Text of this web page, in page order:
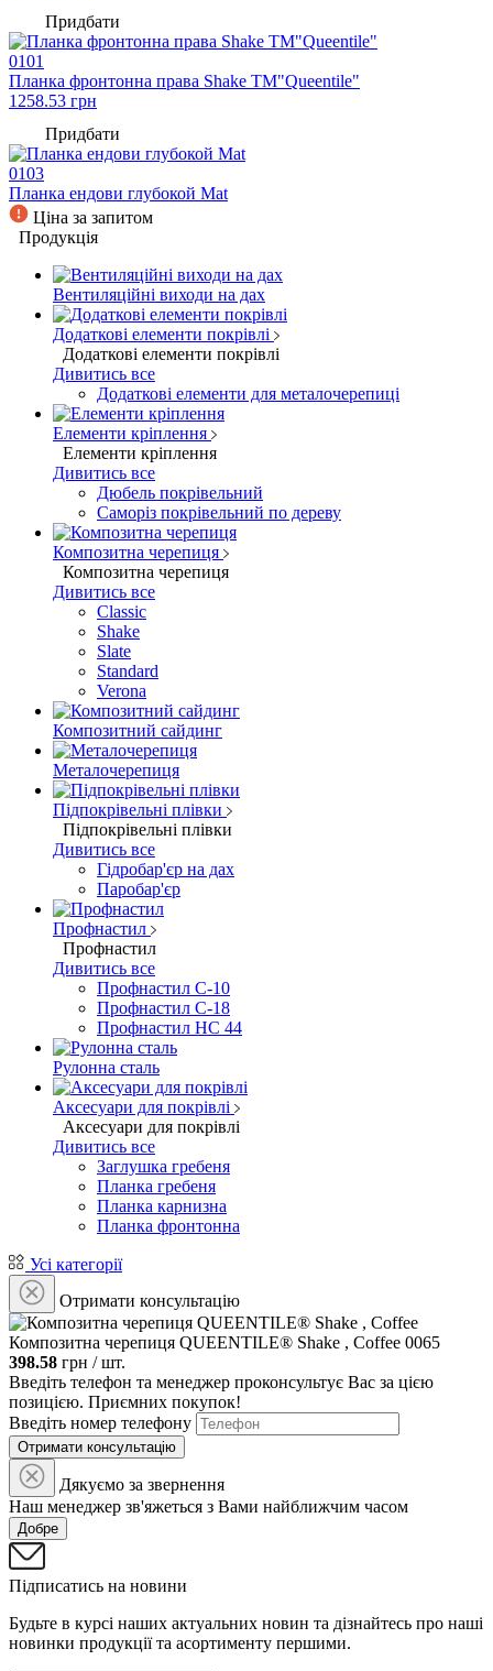
Придбати
0101
Планка фронтонна права Shake TM"Queentile"
1258.53 грн
Придбати
0103
Планка ендови глубокой Mat
Ціна за запитом
Продукція
Вентиляційні виходи на дах
Додаткові елементи покрівлі
Додаткові елементи покрівлі
Дивитись все
Додаткові елементи для металочерепиці
Елементи кріплення
Елементи кріплення
Дивитись все
Дюбель покрівельний
Саморіз покрівельний по дереву
Композитна черепиця
Композитна черепиця
Дивитись все
Classic
Shake
Slate
Standard
Verona
Композитний сайдинг
Металочерепиця
Підпокрівельні плівки
Підпокрівельні плівки
Дивитись все
Гідробар'єр на дах
Паробар'єр
Профнастил
Профнастил
Дивитись все
Профнастил С-10
Профнастил С-18
Профнастил НС 44
Рулонна сталь
Аксесуари для покрівлі
Аксесуари для покрівлі
Дивитись все
Заглушка гребеня
Планка гребеня
Планка карнизна
Планка фронтонна
Усі категорії
Отримати консультацію
Композитна черепиця QUEENTILE® Shake , Coffee 0065
398.58 грн / шт.
Введіть телефон та менеджер проконсультує Вас за цією
позицією. Приємних покупок!
Введіть номер телефону
Отримати консультацію
Дякуємо за звернення
Наш менеджер зв'яжеться з Вами найближчим часом
Добре
Підписатись на новини
Будьте в курсі наших актуальних новин та дізнайтесь про наші
новинки продукції та асортименту першими.